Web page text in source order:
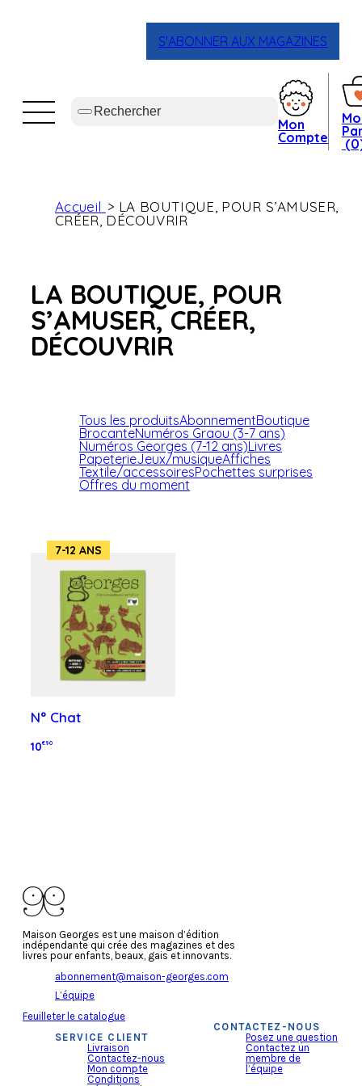
S'ABONNER AUX MAGAZINES
Mon
Compte
Accueil
LA BOUTIQUE, POUR S’AMUSER,
CRÉER, DÉCOUVRIR
LA BOUTIQUE, POUR
S’AMUSER, CRÉER,
DÉCOUVRIR
Tous les produitsAbonnementBoutique
BrocanteNuméros Graou (3-7 ans)
Numéros Georges (7-12 ans)Livres
PapeterieJeux/musiqueAffiches
Textile/accessoiresPochettes surprises
Offres du moment
7-12 ANS
N° Chat
10€90
Maison Georges est une maison d’édition
indépendante qui crée des magazines et des
livres pour enfants, beaux, gais et innovants.
abonnement@maison-georges.com
L’équipe
Feuilleter le catalogue
SERVICE CLIENT
Livraison
Contactez-nous
Mon compte
Conditions
CONTACTEZ-NOUS
Posez une question
Contactez un
membre de
l’équipe